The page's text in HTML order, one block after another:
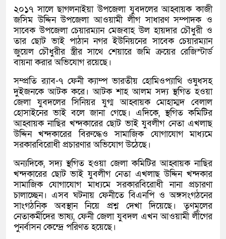
২০১৭ সালে ছাগলনাইয়া উপজেলা যুবদলের আহ্বায়ক কাজী
জসিম উদ্দিন উপজেলা আওয়ামী লীগ সাধারণ সম্পাদক ও
সাবেক উপজেলা চেয়ারম্যান মেজবাহ উল হায়দার চৌধুরী ও
তার ছোট ভাই পাঠান নগর ইউনিয়নের সাবেক চেয়ারম্যান
জুয়েল চৌধুরীর স্ত্রীর সাথে শেয়ারে জমি ক্রয়ের রেজিস্টার্ড
বায়না করার অভিযোগ রয়েছে।
সম্প্রতি র‍্যাব-৭ ফেনী ক্যাম্প ভারতীয় হোমিওপ্যাথি ওষুধসহ
দুইজনকে আটক করে। আটক শাহ আলম সদ্য স্থগিত হওয়া
জেলা যুবদলের সিনিয়র যুগ্ম আহ্বায়ক মোহাম্মদ বেলাল
হোসাইনের ভাই বলে জানা গেছে। এদিকে, স্থগিত কমিটির
আহ্বায়ক নাছির খন্দকারের ছোট ভাই যুবলীগ নেতা এখলাছ
উদ্দিন খন্দকারের বিরুদ্ধেও সামাজিক যোগাযোগ মাধ্যমে
সরকারবিরোধী প্রচারণার অভিযোগ উঠেছে।
অন্যদিকে, সদ্য স্থগিত হওয়া জেলা কমিটির আহ্বায়ক নাছির
খন্দকারের ছোট ভাই যুবলীগ নেতা এখলাছ উদ্দিন খন্দকার
সামাজিক যোগাযোগ মাধ্যমে সরকারবিরোধী নানা প্রচারণা
চালাচ্ছেন। এসব ঘটনায় ফেনীতে বিএনপি ও অঙ্গসংগঠনের
সাংগঠনিক অবস্থান নিয়ে প্রশ্ন দেখা দিয়েছে। তৃণমূলের
নেতাকর্মীদের ভাষ্য, ফেনী জেলা যুবদল এখন আওয়ামী লীগের
পুনর্বাসন কেন্দ্রে পরিণত হয়েছে।